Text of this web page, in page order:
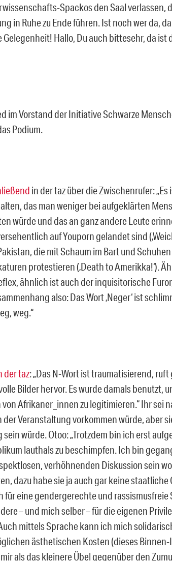
Spackos den Saal verlassen,
in Ruhe zu Ende führen. Ist noch wer da,
Hallo, Du auch bittesehr, da ist
im Vorstand der Initiative Schwarze
Podium.
in der taz über die Zwischenrufer: „Es
das man weniger bei aufgeklärten
würde und das an ganz andere Leute
auf Youporn gelandet sind
die mit Schaum im Bart und
protestieren (‚Death to Amerikka!‘).
ähnlich ist auch der inquisitorische
also: Das Wort ‚Neger‘ ist
weg.“
der taz: „Das N-Wort ist traumatisierend, ruft
Bilder hervor. Es wurde damals benutzt,
Afrikaner_innen zu legitimieren.“ Ihr sei
der Veranstaltung vorkommen würde, aber
würde. Otoo: „Trotzdem bin ich erst
lauthals zu beschimpfen. Ich bin
verhöhnenden Diskussion sein
dazu habe sie ja auch gar keine staatliche
für eine gendergerechte und rassismusfreie
– und mich selber – für die eigenen
mittels Sprache kann ich mich
ästhetischen Kosten (dieses Binnen-
als das kleinere Übel gegenüber den